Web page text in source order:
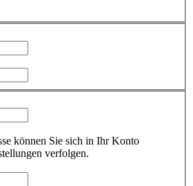
können Sie sich in Ihr Konto
verfolgen.